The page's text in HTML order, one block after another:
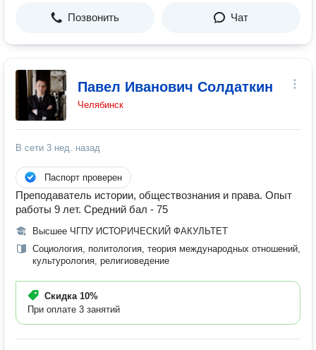
Позвонить Чат
Павел Иванович Солдаткин
Челябинск
В сети 3 нед. назад
Паспорт проверен
Преподаватель истории, обществознания и права. Опыт
работы 9 лет. Средний бал - 75
Высшее ЧГПУ ИСТОРИЧЕСКИЙ ФАКУЛЬТЕТ
Социология, политология, теория международных отношений,
культурология, религиоведение
Скидка 10%
При оплате 3 занятий